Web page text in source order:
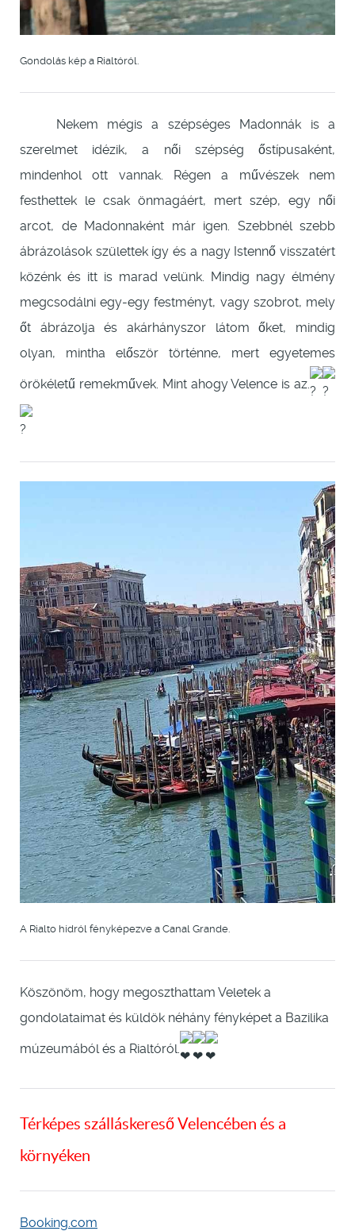
Gondolás kép a Rialtóról.
Nekem mégis a szépséges Madonnák is a
szerelmet idézik, a női szépség őstípusaként,
mindenhol ott vannak. Régen a művészek nem
festhettek le csak önmagáért, mert szép, egy női
arcot, de Madonnaként már igen. Szebbnél szebb
ábrázolások születtek így és a nagy Istennő visszatért
közénk és itt is marad velünk. Mindig nagy élmény
megcsodálni egy-egy festményt, vagy szobrot, mely
őt ábrázolja és akárhányszor látom őket, mindig
olyan, mintha először történne, mert egyetemes
örökéletű remekművek. Mint ahogy Velence is az.
A Rialto hídról fényképezve a Canal Grande.
Köszönöm, hogy megoszthattam Veletek a
gondolataimat és küldök néhány fényképet a Bazilika
múzeumából és a Rialtóról.
Térképes szálláskereső Velencében és a
környéken
Booking.com